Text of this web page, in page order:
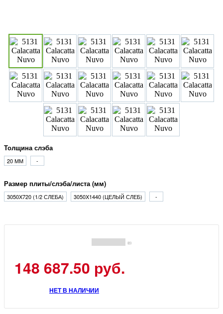
Толщина слэба
20 ММ -
Размер плиты/слэба/листа (мм)
3050X720 (1/2 СЛЕБА) 3050X1440 (ЦЕЛЫЙ СЛЕБ) -
(0)
148 687.50 руб.
НЕТ В НАЛИЧИИ